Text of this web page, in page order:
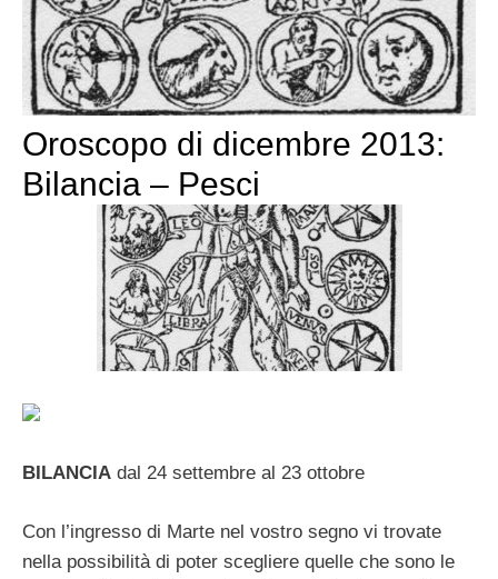
Oroscopo di dicembre 2013:
Bilancia – Pesci
BILANCIA dal 24 settembre al 23 ottobre
Con l’ingresso di Marte nel vostro segno vi trovate
nella possibilità di poter scegliere quelle che sono le